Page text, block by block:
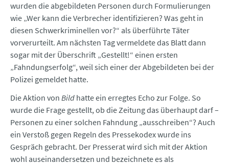
wurden die abgebildeten Personen durch Formulierungen
wie „Wer kann die Verbrecher identifizieren? Was geht in
diesen Schwerkriminellen vor?“ als überführte Täter
vorverurteilt. Am nächsten Tag vermeldete das Blatt dann
sogar mit der Überschrift „Gestellt!“ einen ersten
„Fahndungserfolg“, weil sich einer der Abgebildeten bei der
Polizei gemeldet hatte.
Die Aktion von Bild hatte ein erregtes Echo zur Folge. So
wurde die Frage gestellt, ob die Zeitung das überhaupt darf –
Personen zu einer solchen Fahndung „ausschreiben“? Auch
ein Verstoß gegen Regeln des Pressekodex wurde ins
Gespräch gebracht. Der Presserat wird sich mit der Aktion
wohl auseinandersetzen und bezeichnete es als